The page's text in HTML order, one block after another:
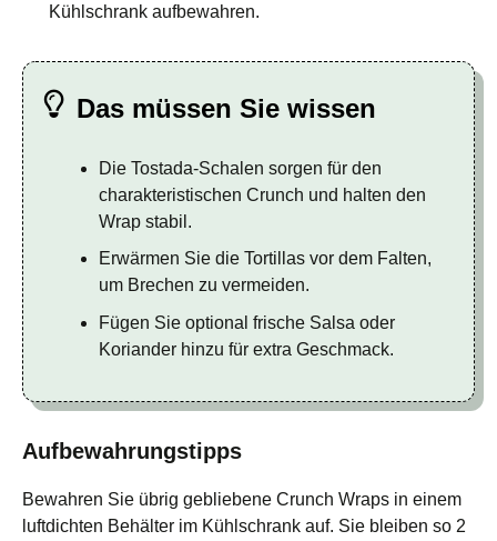
Kühlschrank aufbewahren.
Das müssen Sie wissen
Die Tostada-Schalen sorgen für den
charakteristischen Crunch und halten den
Wrap stabil.
Erwärmen Sie die Tortillas vor dem Falten,
um Brechen zu vermeiden.
Fügen Sie optional frische Salsa oder
Koriander hinzu für extra Geschmack.
Aufbewahrungstipps
Bewahren Sie übrig gebliebene Crunch Wraps in einem
luftdichten Behälter im Kühlschrank auf. Sie bleiben so 2